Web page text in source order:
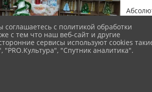
они
В
Игра
С
с политикой обработки
с тем что наш веб-сайт и другие
сервисы используют cookies
"PRO.Культура", "Спутник аналитика".